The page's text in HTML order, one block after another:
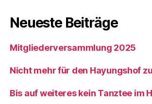
Neueste Beiträge
Mitgliederversammlung 2025
Nicht mehr für den Hayungshof
Bis auf weiteres kein Tanztee im